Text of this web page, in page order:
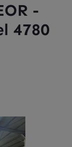
-
4780